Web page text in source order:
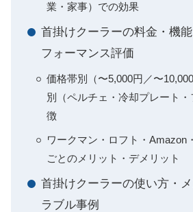
業・家事）での効果
首掛けクーラーの料金・機
フォーマンス評価
価格帯別（〜5,000円／〜
別（ペルチェ・冷却プレート
徴
ワークマン・ロフト・Amazon
ごとのメリット・デメリット
首掛けクーラーの使い方・
ラブル事例